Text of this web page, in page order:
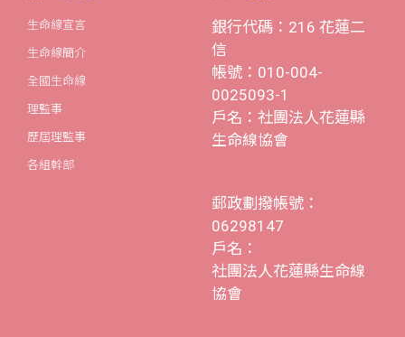
生命線宣言
生命線簡介
全國生命線
理監事
歷屆理監事
各組幹部
銀行代碼：216 花蓮二
信
帳號：010-004-
0025093-1
戶名：社團法人花蓮縣
生命線協會
郵政劃撥帳號：
06298147
戶名：
社團法人花蓮縣生命線
協會